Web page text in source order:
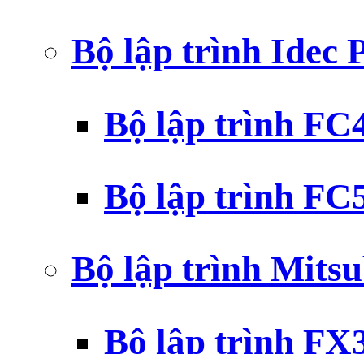
Bộ lập trình Idec
Bộ lập trình
Bộ lập trình
Bộ lập trình
Bộ lập trình